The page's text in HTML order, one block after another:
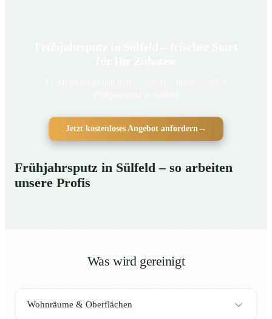
Jetzt kostenloses Angebot anfordern →
Frühjahrsputz in Sülfeld – so arbeiten
unsere Profis
Was wird gereinigt
Wohnräume & Oberflächen